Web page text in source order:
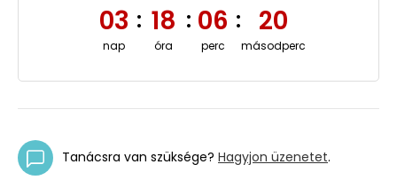
03
nap
: 18
óra
: 06
perc
: 20
másodperc
Tanácsra van szüksége? Hagyjon üzenetet.